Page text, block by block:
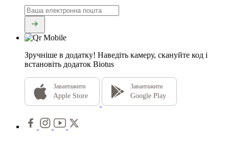
Зручніше в додатку! Наведіть камеру, скануйте код і
встановіть додаток Biotus
Завантажити
Apple Store
Завантажити
Google Play